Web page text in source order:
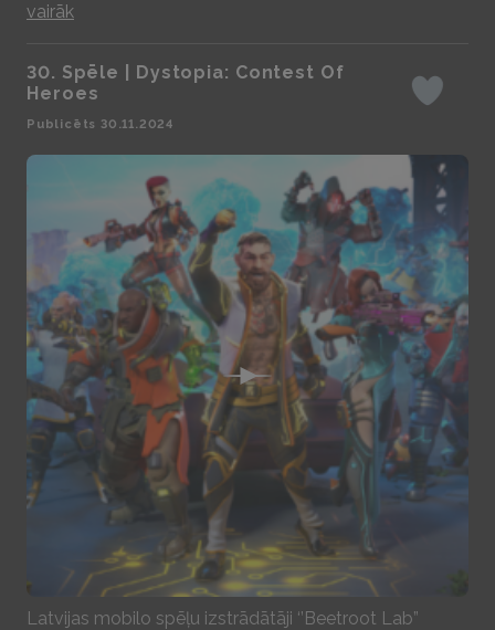
vairāk
Play
Latvijas mobilo spēļu izstrādātāji ‘’Beetroot Lab”
30. Spēle | Dystopia: Contest Of
Heroes
Publicēts 30.11.2024
Iepatikas